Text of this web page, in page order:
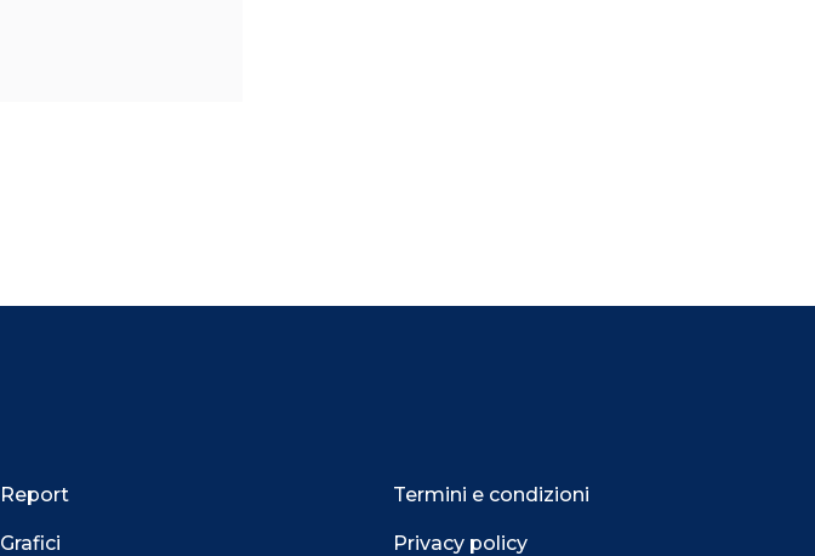
Report
Grafici
Termini e condizioni
Privacy policy